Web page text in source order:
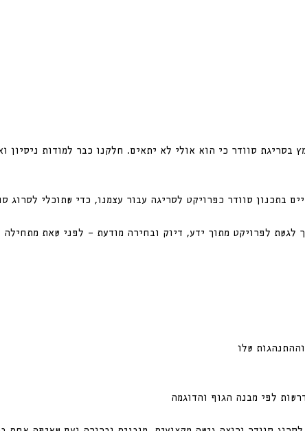
בסריגת סוודר כי הוא אולי לא יתאים. חלקנו כבר למודות ניסיון
בתכנון סוודר כפרויקט לסריגה עבור עצמנו, כדי שתוכלי לסרוג
לגשת לפרויקט מתוך ידע, דיוק ובחירה מודעת — לפני שאת מתחילה
שלו
לפי מבנה הגוף והדוגמה